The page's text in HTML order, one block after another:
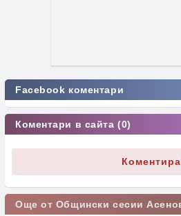
Facebook коментари
Коментари в сайта (0)
Още от Общински сесии